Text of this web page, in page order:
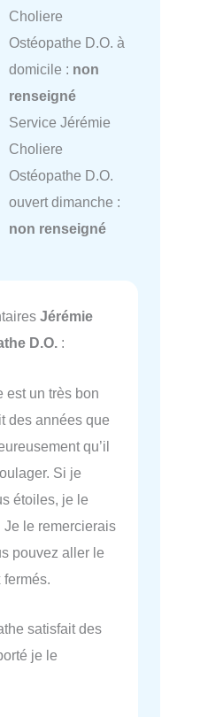
Choliere
Ostéopathe D.O. à
domicile : non
renseigné
Service Jérémie
Choliere
Ostéopathe D.O.
ouvert dimanche :
non renseigné
Jérémie
D.O. :
est un très bon
des années que
qu’il
Si je
étoiles, je le
le remercierais
pouvez aller le
satisfait des
je le